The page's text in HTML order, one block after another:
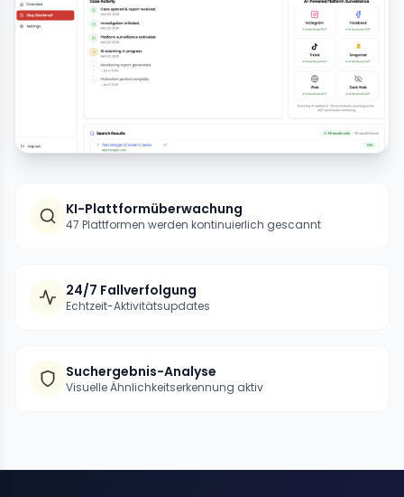
KI-Plattformüberwachung
47 Plattformen werden kontinuierlich gescannt
24/7 Fallverfolgung
Echtzeit-Aktivitätsupdates
Suchergebnis-Analyse
Visuelle Ähnlichkeitserkennung aktiv